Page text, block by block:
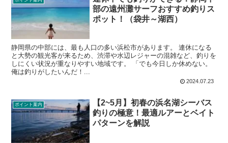
部の遠州灘サーフおすすめ釣りス
ポット！（袋井～湖西）
静岡県の中部には、最も人口の多い浜松市があります。 連休になる
と大勢の観光客が来るため、渋滞や水辺レジャーの混雑など、釣りを
しにくい状況が重なりやすい地域です。 「でも今日しか休めない。
俺は釣りがしたいんだ！...
2024.07.23
ポイント案内
【2~5月】初春の浜名湖シーバス
釣りの極意！最適ルアーとベイト
パターンを解説